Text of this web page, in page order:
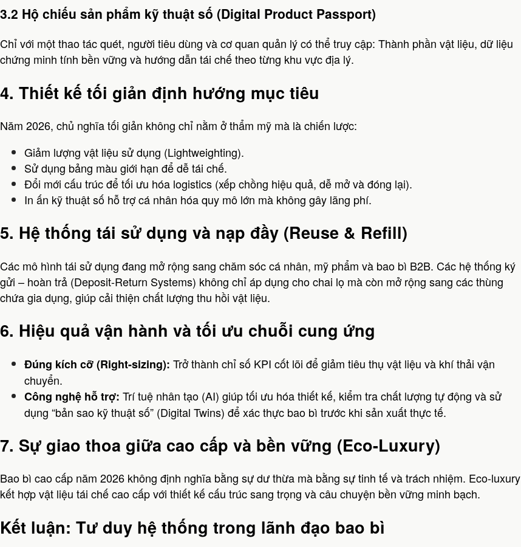
3.2 Hộ chiếu sản phẩm kỹ thuật số (Digital Product Passport)
Chỉ với một thao tác quét, người tiêu dùng và cơ quan quản lý có thể truy cập: Thành phần vật liệu, dữ liệu
chứng minh tính bền vững và hướng dẫn tái chế theo từng khu vực địa lý.
4. Thiết kế tối giản định hướng mục tiêu
Năm 2026, chủ nghĩa tối giản không chỉ nằm ở thẩm mỹ mà là chiến lược:
Giảm lượng vật liệu sử dụng (Lightweighting).
Sử dụng bảng màu giới hạn để dễ tái chế.
Đổi mới cấu trúc để tối ưu hóa logistics (xếp chồng hiệu quả, dễ mở và đóng lại).
In ấn kỹ thuật số hỗ trợ cá nhân hóa quy mô lớn mà không gây lãng phí.
5. Hệ thống tái sử dụng và nạp đầy (Reuse & Refill)
Các mô hình tái sử dụng đang mở rộng sang chăm sóc cá nhân, mỹ phẩm và bao bì B2B. Các hệ thống ký
gửi – hoàn trả (Deposit-Return Systems) không chỉ áp dụng cho chai lọ mà còn mở rộng sang các thùng
chứa gia dụng, giúp cải thiện chất lượng thu hồi vật liệu.
6. Hiệu quả vận hành và tối ưu chuỗi cung ứng
Đúng kích cỡ (Right-sizing): Trở thành chỉ số KPI cốt lõi để giảm tiêu thụ vật liệu và khí thải vận
chuyển.
Công nghệ hỗ trợ: Trí tuệ nhân tạo (AI) giúp tối ưu hóa thiết kế, kiểm tra chất lượng tự động và sử
dụng “bản sao kỹ thuật số” (Digital Twins) để xác thực bao bì trước khi sản xuất thực tế.
7. Sự giao thoa giữa cao cấp và bền vững (Eco-Luxury)
Bao bì cao cấp năm 2026 không định nghĩa bằng sự dư thừa mà bằng sự tinh tế và trách nhiệm. Eco-luxury
kết hợp vật liệu tái chế cao cấp với thiết kế cấu trúc sang trọng và câu chuyện bền vững minh bạch.
Kết luận: Tư duy hệ thống trong lãnh đạo bao bì